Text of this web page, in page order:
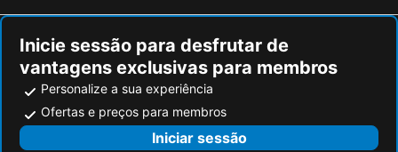
Inicie sessão para desfrutar de
vantagens exclusivas para membros
Personalize a sua experiência
Ofertas e preços para membros
Iniciar sessão